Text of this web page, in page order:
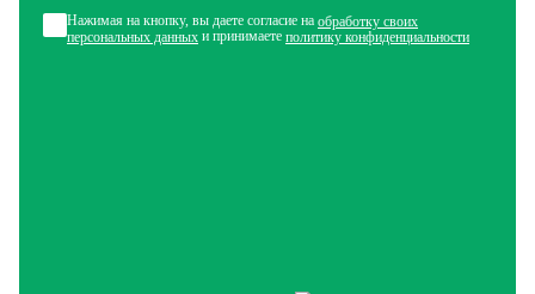
Нажимая на кнопку, вы даете согласие на обработку своих
персональных данных и принимаете политику конфиденциальности